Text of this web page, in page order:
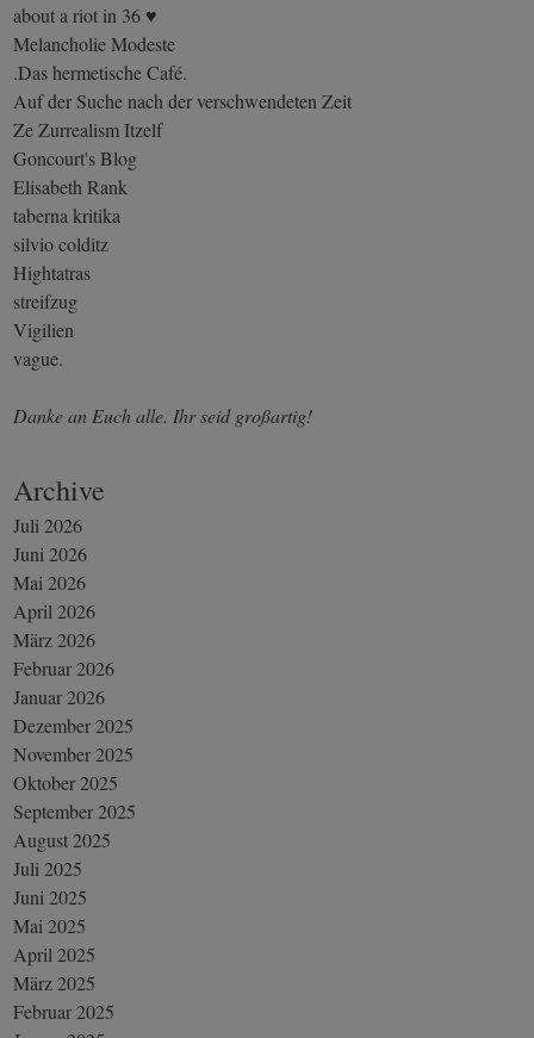
about a riot in 36 ♥
Melancholie Modeste
.Das hermetische Café.
Auf der Suche nach der verschwendeten Zeit
Ze Zurrealism Itzelf
Goncourt's Blog
Elisabeth Rank
taberna kritika
silvio colditz
Hightatras
streifzug
Vigilien
vague.
Danke an Euch alle. Ihr seid großartig!
Archive
Juli 2026
Juni 2026
Mai 2026
April 2026
März 2026
Februar 2026
Januar 2026
Dezember 2025
November 2025
Oktober 2025
September 2025
August 2025
Juli 2025
Juni 2025
Mai 2025
April 2025
März 2025
Februar 2025